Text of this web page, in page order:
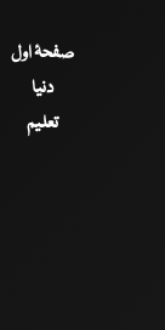
صفحۂ اول
دنیا
تعلیم